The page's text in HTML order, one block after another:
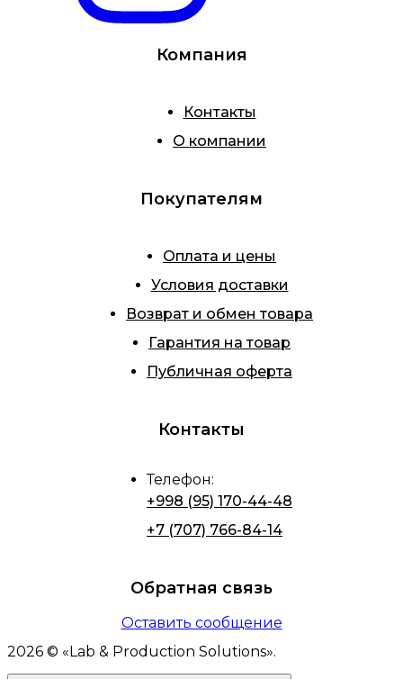
Компания
Контакты
О компании
Покупателям
Оплата и цены
Условия доставки
Возврат и обмен товара
Гарантия на товар
Публичная оферта
Контакты
Телефон:
+998 (95) 170-44-48
+7 (707) 766-84-14
Обратная связь
Оставить сообщение
2026 © « Lab & Production Solutions».